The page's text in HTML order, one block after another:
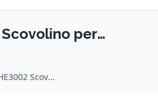
Scovolino per
HE3002 Scovolino per clarinetto - Coated Wire